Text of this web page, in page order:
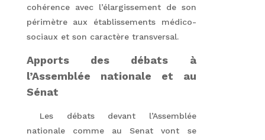
cohérence avec l’élargissement de son
périmètre aux établissements médico-
sociaux et son caractère transversal.
Apports des débats à
l’Assemblée nationale et au
Sénat
Les débats devant l’Assemblée
nationale comme au Senat vont se